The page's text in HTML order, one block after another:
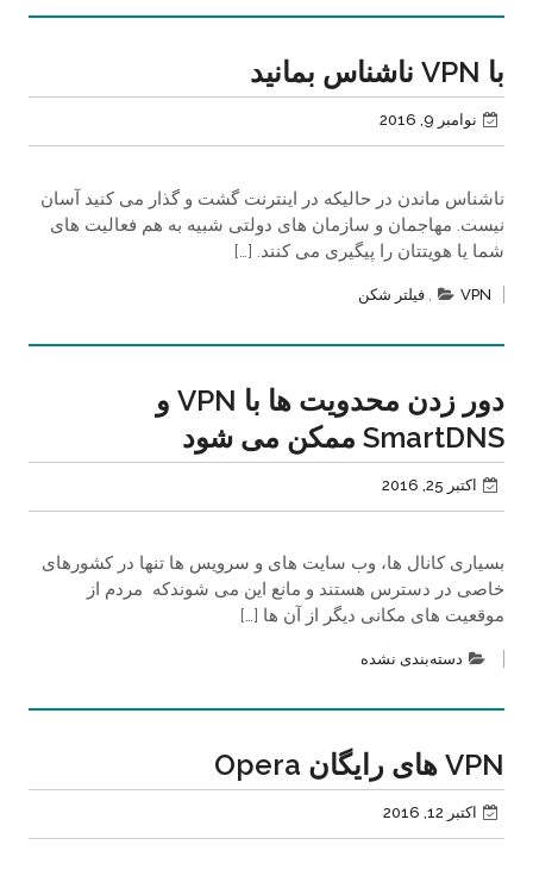
با VPN ناشناس بمانید
نوامبر 9, 2016
ناشناس ماندن در حالیکه در اینترنت گشت و گذار می کنید آسان
نیست. مهاجمان و سازمان های دولتی شبیه به هم فعالیت های
شما یا هویتتان را پیگیری می کنند. […]
VPN فیلتر شکن
دور زدن محدویت ها با VPN و
SmartDNS ممکن می شود
اکتبر 25, 2016
بسیاری کانال ها، وب سایت های و سرویس ها تنها در کشورهای
خاصی در دسترس هستند و مانع این می شوندکه مردم از
موقعیت های مکانی دیگر از آن ها […]
دسته‌بندی نشده
VPN های رایگان Opera
اکتبر 12, 2016